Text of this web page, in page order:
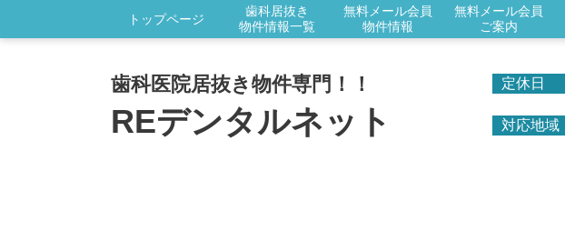
トップページ
歯科居抜き
物件情報一覧
無料メール会員
物件情報
無料メール会員
ご案内
歯科医院居抜き物件専門！！
REデンタルネット
定休日
対応地域